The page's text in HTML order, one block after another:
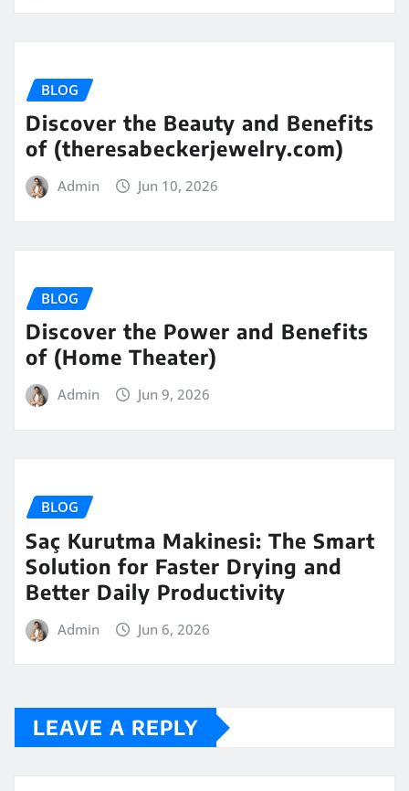
BLOG
Discover the Beauty and Benefits
of (theresabeckerjewelry.com)
Admin Jun 10, 2026
BLOG
Discover the Power and Benefits
of (Home Theater)
Admin Jun 9, 2026
BLOG
Saç Kurutma Makinesi: The Smart
Solution for Faster Drying and
Better Daily Productivity
Admin Jun 6, 2026
LEAVE A REPLY